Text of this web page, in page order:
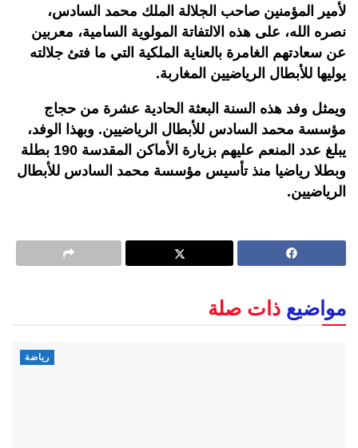
لأمير المؤمنين صاحب الجلالة الملك محمد السادس،
نصره الله، على هذه الالتفاتة المولوية السامية، معربين
عن سعادتهم الغامرة بالعناية الملكية التي ما فتئ جلالته
يوليها للأبطال الرياضيين المغاربة.
ويمثل وفد هذه السنة البعثة الحادية عشرة من حجاج
مؤسسة محمد السادس للأبطال الرياضيين. وبهذا الوفد،
يبلغ عدد المنعم عليهم بزيارة الأماكن المقدسة 190 بطلة
وبطلا رياضيا منذ تأسيس مؤسسة محمد السادس للأبطال
الرياضيين.
مواضيع ذات صلة
رياضة